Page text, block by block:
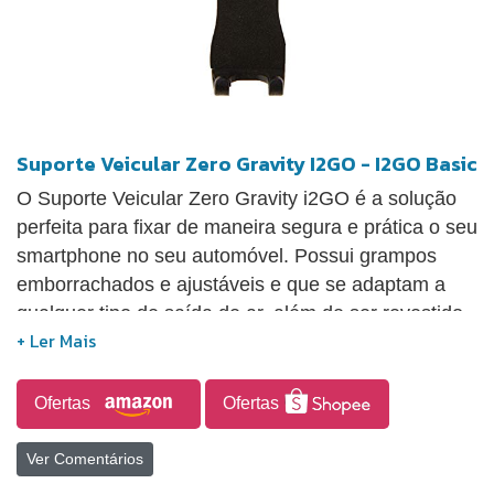
Suporte Veicular Zero Gravity I2GO - I2GO Basic
O Suporte Veicular Zero Gravity i2GO é a solução
perfeita para fixar de maneira segura e prática o seu
smartphone no seu automóvel. Possui grampos
emborrachados e ajustáveis e que se adaptam a
qualquer tipo de saída de ar, além de ser revestido
com uma almofada macia que não risca o seu
tamanhos entre 3,5 a 6 polegadas.
Ofertas Ofertas
Ver Comentários